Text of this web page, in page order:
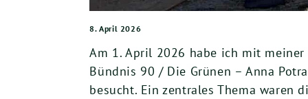
8. April 2026
Am 1. April 2026 habe ich mit
Bündnis 90 / Die Grünen – Anna
besucht. Ein zentrales Thema waren